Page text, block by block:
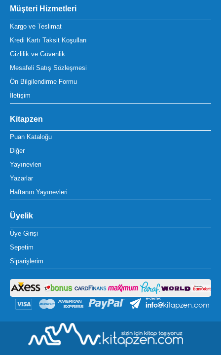
Müşteri Hizmetleri
Kargo ve Teslimat
Kredi Kartı Taksit Koşulları
Gizlilik ve Güvenlik
Mesafeli Satış Sözleşmesi
Ön Bilgilendirme Formu
İletişim
Kitapzen
Puan Kataloğu
Diğer
Yayınevleri
Yazarlar
Haftanın Yayınevleri
Üyelik
Üye Girişi
Sepetim
Siparişlerim